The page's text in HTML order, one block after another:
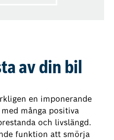
av din bil
en imponerande
många positiva
och livslängd.
funktion att smörja